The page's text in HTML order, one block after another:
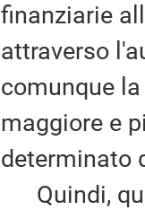
finanziarie
attraverso
comunque
maggiore e
determinato
Quindi,